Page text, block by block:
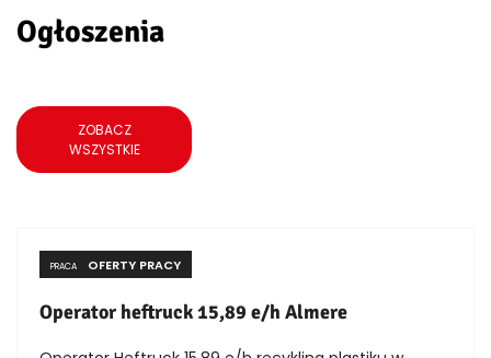
Ogłoszenia
ZOBACZ
WSZYSTKIE
PRACA OFERTY PRACY
Operator heftruck 15,89 e/h Almere